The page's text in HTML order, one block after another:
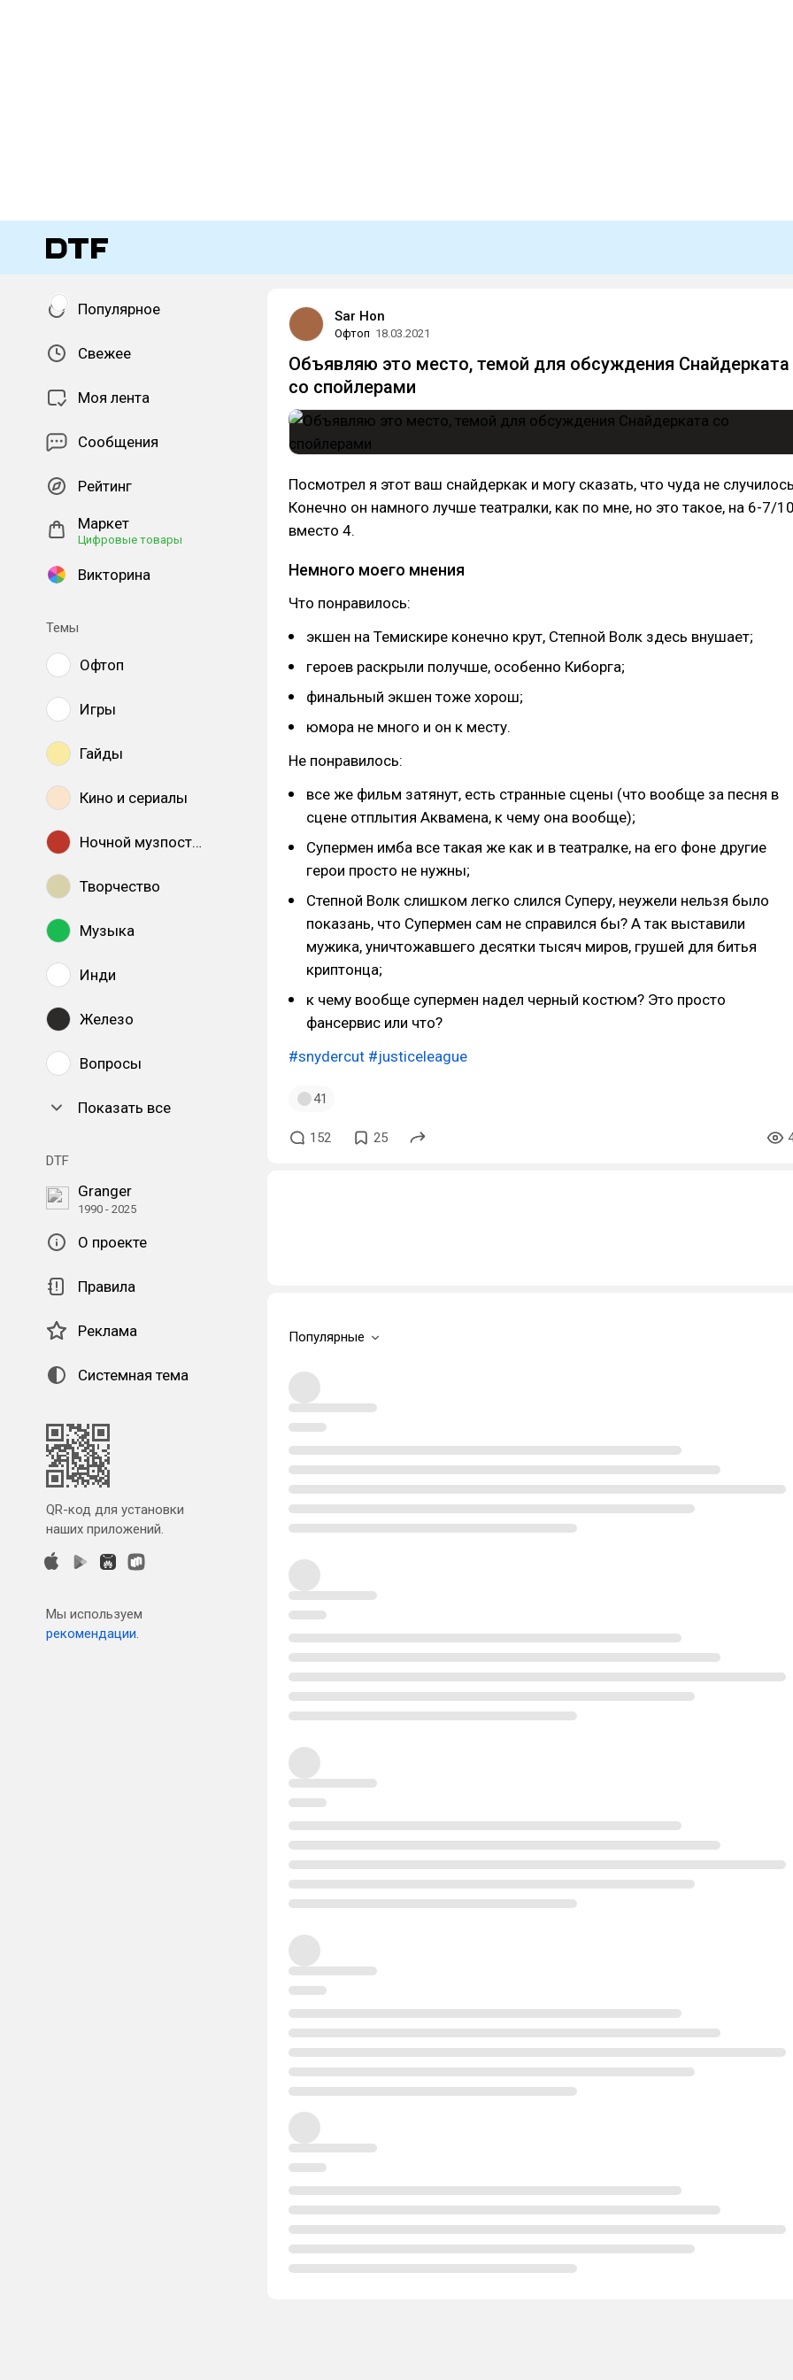
Популярное
Свежее
Моя лента
Сообщения
Рейтинг
Маркет
Цифровые товары
Викторина
Темы
Офтоп
Игры
Гайды
Кино и сериалы
Ночной музпостинг
Творчество
Музыка
Инди
Железо
Вопросы
Показать все
DTF
Granger
1990 - 2025
О проекте
Правила
Реклама
Системная тема
QR-код для установки
наших приложений.
Мы используем
рекомендации.
Sar Hon
Офтоп 18.03.2021
Объявляю это место, темой для обсуждения Снайдерката
со спойлерами
Посмотрел я этот ваш снайдеркак и могу сказать, что чуда не
Конечно он намного лучше театралки, как по мне, но это такое, на 6-7/
вместо 4.
Немного моего мнения
Что понравилось:
экшен на Темискире конечно крут, Степной Волк здесь внушает;
героев раскрыли получше, особенно Киборга;
финальный экшен тоже хорош;
юмора не много и он к месту.
Не понравилось:
все же фильм затянут, есть странные сцены (что вообще за песня в
сцене отплытия Аквамена, к чему она вообще);
Супермен имба все такая же как и в театралке, на его фоне другие
герои просто не нужны;
Степной Волк слишком легко слился Суперу, неужели нельзя было
показань, что Супермен сам не справился бы? А так выставили
мужика, уничтожавшего десятки тысяч миров, грушей для битья
криптонца;
к чему вообще супермен надел черный костюм? Это просто
фансервис или что?
#snydercut #justiceleague
41
152 25
Популярные